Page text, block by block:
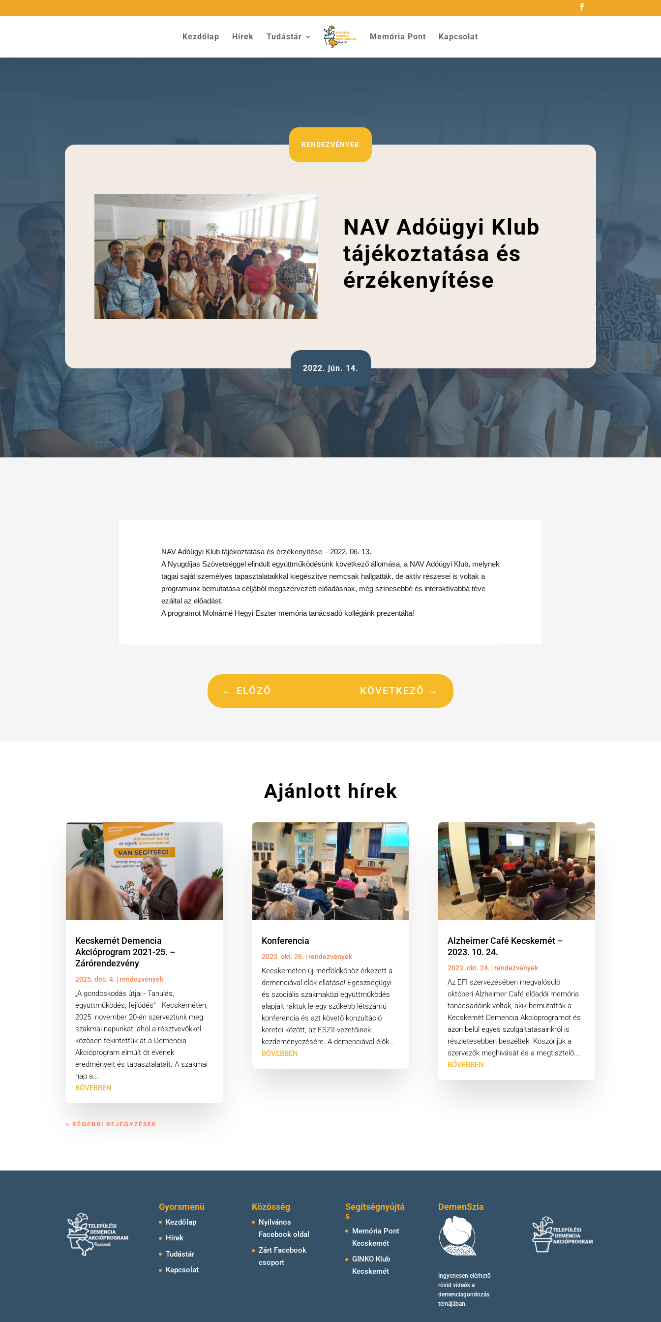
Kezdőlap Hírek Tudástár Memória Pont Kapcsolat
RENDEZVÉNYEK
NAV Adóügyi Klub
tájékoztatása és
érzékenyítése
2022. jún. 14.
NAV Adóügyi Klub tájékoztatása és érzékenyítése – 2022. 06. 13.
A Nyugdíjas Szövetséggel elindult együttműködésünk következő állomása, a NAV Adóügyi Klub, melynek
tagjai saját személyes tapasztalataikkal kiegészítve nemcsak hallgatták, de aktív részesei is voltak a
programunk bemutatása céljából megszervezett előadásnak, még színesebbé és interaktívabbá téve
ezáltal az előadást.
A programot Molnárné Hegyi Eszter memória tanácsadó kollégánk prezentálta!
← ELŐZŐ KÖVETKEZŐ →
Ajánlott hírek
Kecskemét Demencia
Akcióprogram 2021-25. –
Zárórendezvény
2025. dec. 4. |rendezvények
„A gondoskodás útjai - Tanulás,
együttműködés, fejlődés” Kecskeméten,
2025. november 20-án szerveztünk meg
szakmai napunkat, ahol a résztvevőkkel
közösen tekintettük át a Demencia
Akcióprogram elmúlt öt évének
eredményeit és tapasztalatait. A szakmai
nap a...
BŐVEBBEN
Konferencia
2023. okt. 26. |rendezvények
Kecskeméten új mérföldkőhöz érkezett a
demenciával élők ellátása! Egészségügyi
és szociális szakmaközi együttműködés
alapjait raktuk le egy szűkebb létszámú
konferencia és azt követő konzultáció
keretei között, az ESZII vezetőinek
kezdeményezésére. A demenciával élők...
BŐVEBBEN
Alzheimer Café Kecskemét –
2023. 10. 24.
2023. okt. 24. |rendezvények
Az EFI szervezésében megvalósuló
októberi Alzheimer Café előadói memória
tanácsadóink voltak, akik bemutatták a
Kecskemét Demencia Akcióprogramot és
azon belül egyes szolgáltatásainkról is
részletesebben beszéltek. Köszönjük a
szervezők meghívását és a megtisztelő...
BŐVEBBEN
« RÉGEBBI BEJEGYZÉSEK
Gyorsmenü
Kezdőlap
Hírek
Tudástár
Kapcsolat
Közösség
Nyilvános
Facebook oldal
Zárt Facebook
csoport
Segítségnyújtá
s
Memória Pont
Kecskemét
GINKO Klub
Kecskemét
DemenSzia
Ingyenesen elérhető
rövid videóka
demenciagondozás
témájában.